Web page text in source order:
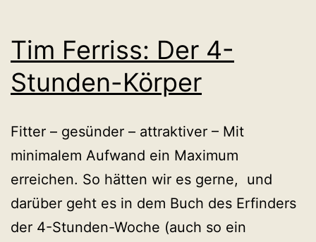
Tim Ferriss: Der 4-
Stunden-Körper
Fitter – gesünder – attraktiver – Mit
minimalem Aufwand ein Maximum
erreichen. So hätten wir es gerne, und
darüber geht es in dem Buch des Erfinders
der 4-Stunden-Woche (auch so ein